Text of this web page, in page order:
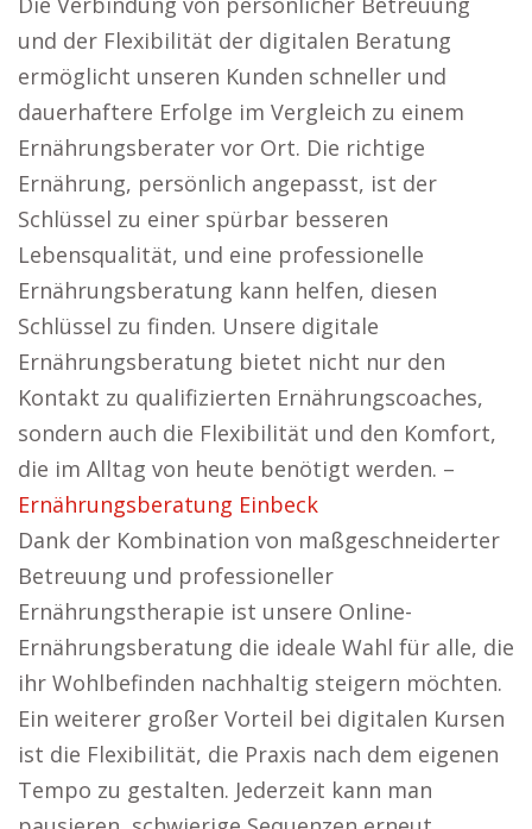
und der Flexibilität der digitalen Beratung
ermöglicht unseren Kunden schneller und
dauerhaftere Erfolge im Vergleich zu einem
Ernährungsberater vor Ort. Die richtige
Ernährung, persönlich angepasst, ist der
Schlüssel zu einer spürbar besseren
Lebensqualität, und eine professionelle
Ernährungsberatung kann helfen, diesen
Schlüssel zu finden. Unsere digitale
Ernährungsberatung bietet nicht nur den
Kontakt zu qualifizierten Ernährungscoaches,
sondern auch die Flexibilität und den Komfort,
die im Alltag von heute benötigt werden. –
Ernährungsberatung Einbeck
Dank der Kombination von maßgeschneiderter
Betreuung und professioneller
Ernährungstherapie ist unsere Online-
Ernährungsberatung die ideale Wahl für alle, die
ihr Wohlbefinden nachhaltig steigern möchten.
Ein weiterer großer Vorteil bei digitalen Kursen
ist die Flexibilität, die Praxis nach dem eigenen
Tempo zu gestalten. Jederzeit kann man